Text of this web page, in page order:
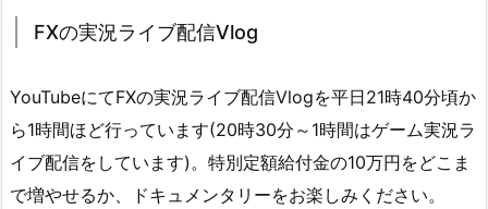
FXの実況ライブ配信Vlog
YouTubeにてFXの実況ライブ配信Vlogを平日21時40分頃か
ら1時間ほど行っています(20時30分～1時間はゲーム実況ラ
イブ配信をしています)。特別定額給付金の10万円をどこま
で増やせるか、ドキュメンタリーをお楽しみください。